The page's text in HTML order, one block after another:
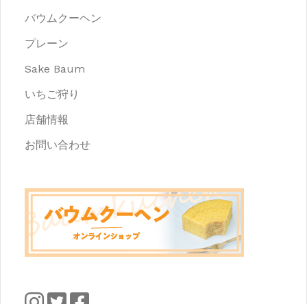
バウムクーヘン
プレーン
Sake Baum
いちご狩り
店舗情報
お問い合わせ